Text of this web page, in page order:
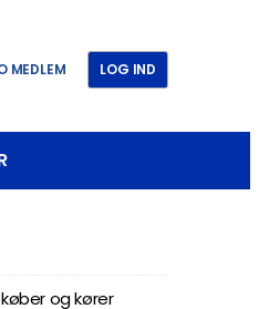
MEDLEM LOG IND
og kører